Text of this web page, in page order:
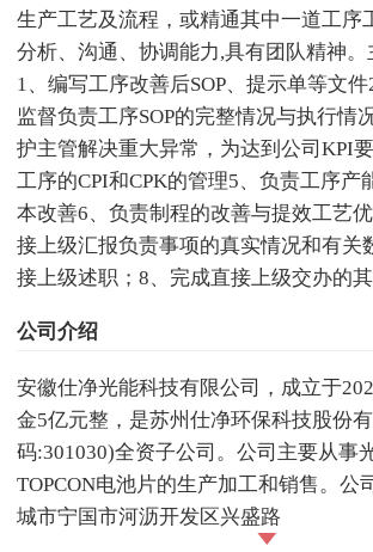
生产工艺及流程，或精通其中一道工序
分析、沟通、协调能力,具有团队精神。
1、编写工序改善后SOP、提示单等文件
监督负责工序SOP的完整情况与执行情
护主管解决重大异常，为达到公司KPI
工序的CPI和CPK的管理5、负责工序产
本改善6、负责制程的改善与提效工艺
接上级汇报负责事项的真实情况和有关
接上级述职；8、完成直接上级交办的其
公司介绍
安徽仕净光能科技有限公司，成立于
金5亿元整，是苏州仕净环保科技股份
码:301030)全资子公司。公司主要从事
TOPCON电池片的生产加工和销售。公
城市宁国市河沥开发区兴盛路